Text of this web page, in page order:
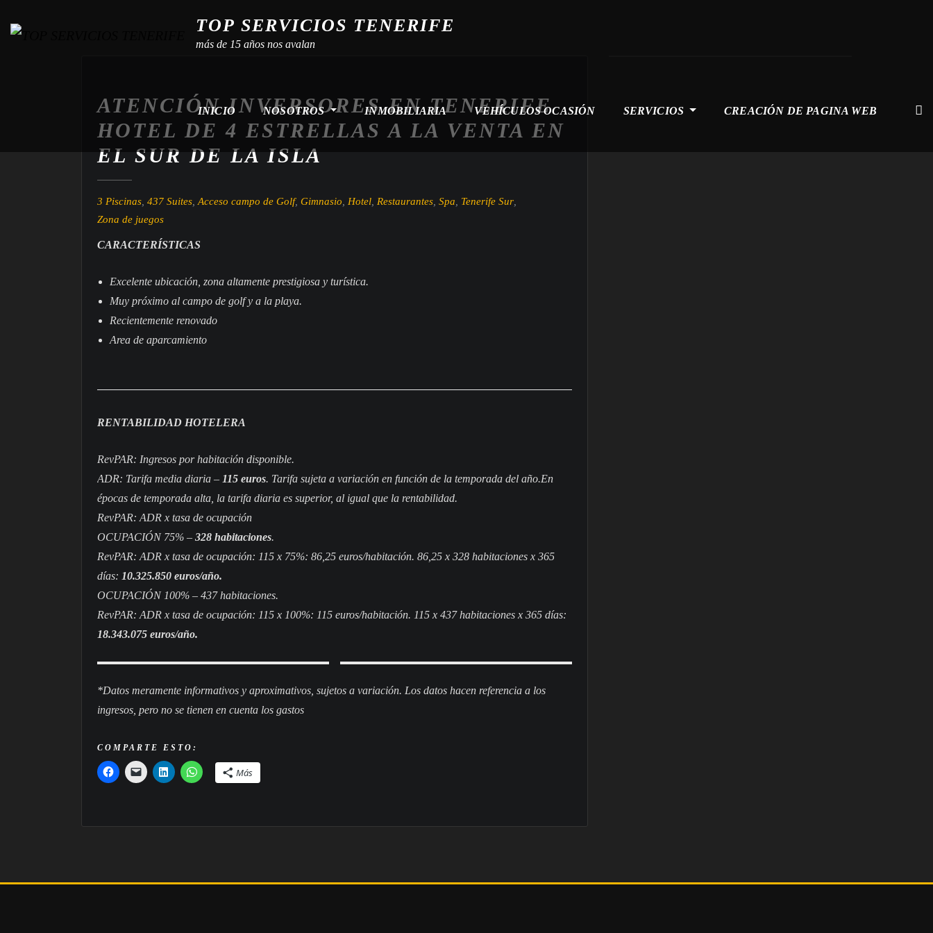
TOP SERVICIOS TENERIFE
más de 15 años nos avalan
INICIO NOSOTROS INMOBILIARIA VEHÍCULOS OCASIÓN SERVICIOS CREACIÓN DE PAGINA WEB
ATENCIÓN INVERSORES EN TENERIFE
HOTEL DE 4 ESTRELLAS A LA VENTA EN
EL SUR DE LA ISLA
3 Piscinas 437 Suites Acceso campo de Golf, Gimnasio Hotel Restaurantes Spa Tenerife Sur
Zona de juegos
CARACTERÍSTICAS
Excelente ubicación zona altamente prestigiosa y turística.
Muy próximo al campo de golf y a la playa.
Recientemente renovado
Area de aparcamiento
RENTABILIDAD HOTELERA
RevPAR: Ingresos por habitación disponible.
ADR: Tarifa media diaria – 115 euros. Tarifa sujeta a variación en función de la temporada del año.En
épocas de temporada alta, la tarifa diaria es superior, al igual que la rentabilidad.
RevPAR: ADR x tasa de ocupación
OCUPACIÓN 75% – 328 habitaciones.
RevPAR: ADR x tasa de ocupación: 115 x 75%: 86,25 euros/habitación. 86,25 x 328 habitaciones x 365
días: 10.325.850 euros/año.
OCUPACIÓN 100% – 437 habitaciones.
RevPAR: ADR x tasa de ocupación: 115 x 100%: 115 euros/habitación. 115 x 437 habitaciones x 365 días:
18.343.075 euros/año.
*Datos meramente informativos y aproximativos, sujetos a variación. Los datos hacen referencia a los
ingresos, pero no se tienen en cuenta los gastos
COMPARTE ESTO:
Más